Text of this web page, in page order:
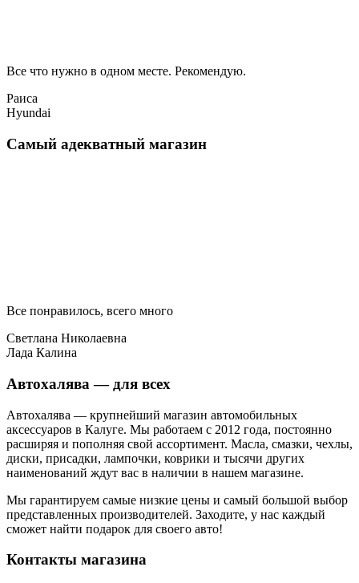
Все что нужно в одном месте. Рекомендую.
Раиса
Hyundai
Самый адекватный магазин
Все понравилось, всего много
Светлана Николаевна
Лада Калина
Автохалява — для всех
Автохалява — крупнейший магазин автомобильных
аксессуаров в Калуге. Мы работаем с 2012 года, постоянно
расширяя и пополняя свой ассортимент. Масла, смазки, чехлы,
диски, присадки, лампочки, коврики и тысячи других
наименований ждут вас в наличии в нашем магазине.
Мы гарантируем самые низкие цены и самый большой выбор
представленных производителей. Заходите, у нас каждый
сможет найти подарок для своего авто!
Контакты магазина